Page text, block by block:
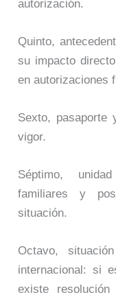
autorización.
Quinto,
su impacto
en autorizaciones
Sexto, pasaporte
vigor.
Séptimo,
familiares y
situación.
Octavo,
internacional: si
existe